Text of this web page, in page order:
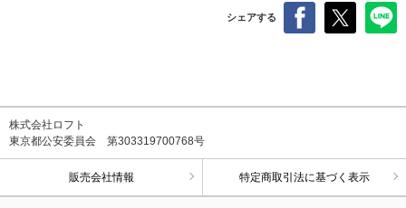
シェアする
株式会社ロフト
東京都公安委員会 第303319700768号
販売会社情報 特定商取引法に基づく表示